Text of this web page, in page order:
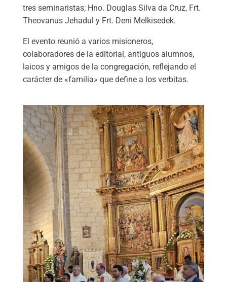
tres seminaristas; Hno. Douglas Silva da Cruz, Frt.
Theovanus Jehadul y Frt. Deni Melkisedek.
El evento reunió a varios misioneros,
colaboradores de la editorial, antiguos alumnos,
laicos y amigos de la congregación, reflejando el
carácter de «familia» que define a los verbitas.